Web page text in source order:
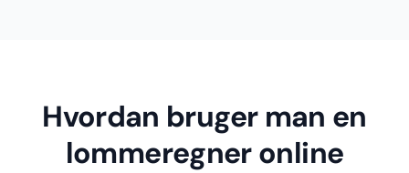
Hvordan bruger man en
lommeregner online